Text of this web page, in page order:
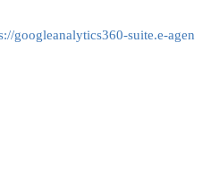
googleanalytics360-suite.e-agen